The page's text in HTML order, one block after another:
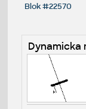
Blok #22570
Dynamicka